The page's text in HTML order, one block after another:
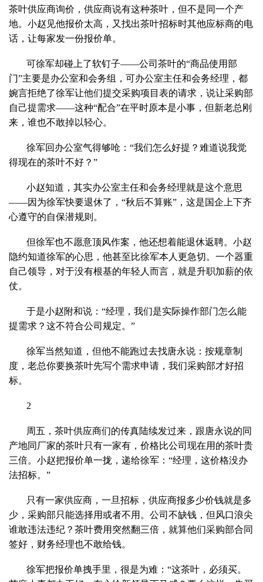
茶叶供应商询价，供应商说有这种茶叶，但不是同一个产
地。小赵见他报价太高，又找出茶叶招标时其他应标商的电
话，让每家发一份报价单。
可徐军却碰上了软钉子——公司茶叶的“商品使用部
门”主要是办公室和会务组，可办公室主任和会务经理，都
婉言拒绝了徐军让他们提交采购项目表的请求，说让采购部
自己提需求——这种“配合”在平时原本是小事，但新老总刚
来，谁也不敢掉以轻心。
徐军回办公室气得够呛：“我们怎么好提？难道说我觉
得现在的茶叶不好？”
小赵知道，其实办公室主任和会务经理就是这个意思
——因为徐军快要退休了，“秋后不算账”，这是国企上下齐
心遵守的自保潜规则。
但徐军也不愿意顶风作案，他还想着能退休返聘。小赵
隐约知道徐军的心思，他甚至比徐军本人更急切。一个器重
自己领导，对于没有根基的年轻人而言，就是升职加薪的依
仗。
于是小赵附和说：“经理，我们是实际操作部门怎么能
提需求？这不符合公司规定。”
徐军当然知道，但他不能跑过去找唐永说：按规章制
度，老总你要换茶叶先写个需求申请，我们采购部才好招
标。
2
周五，茶叶供应商们的传真陆续发过来，跟唐永说的同
产地同厂家的茶叶只有一家有，价格比公司现在用的茶叶贵
三倍。小赵把报价单一拢，递给徐军：“经理，这价格没办
法招标。”
只有一家供应商，一旦招标，供应商报多少价钱就是多
少，采购部只能选择用或者不用。公司不缺钱，但风口浪尖
谁敢违法违纪？茶叶费用突然翻三倍，就算他们采购部合同
签好，财务经理也不敢给钱。
徐军把报价单拽手里，很是为难：“这茶叶，必须买。